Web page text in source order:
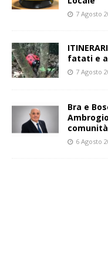
7 Agosto
fatati e
7 Agosto
Bra e
6 Agosto